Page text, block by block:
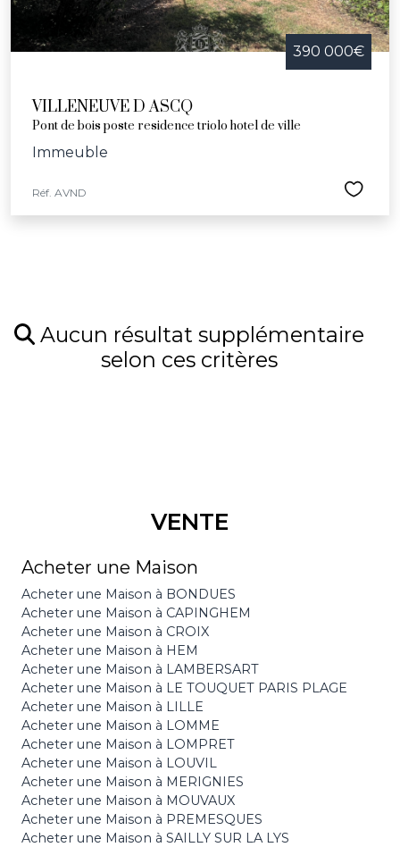
390 000€
VILLENEUVE D ASCQ
Pont de bois poste residence triolo hotel de ville
Immeuble
Réf. AVND
Aucun résultat supplémentaire
selon ces critères
VENTE
Acheter une Maison
Acheter une Maison à BONDUES
Acheter une Maison à CAPINGHEM
Acheter une Maison à CROIX
Acheter une Maison à HEM
Acheter une Maison à LAMBERSART
Acheter une Maison à LE TOUQUET PARIS PLAGE
Acheter une Maison à LILLE
Acheter une Maison à LOMME
Acheter une Maison à LOMPRET
Acheter une Maison à LOUVIL
Acheter une Maison à MERIGNIES
Acheter une Maison à MOUVAUX
Acheter une Maison à PREMESQUES
Acheter une Maison à SAILLY SUR LA LYS